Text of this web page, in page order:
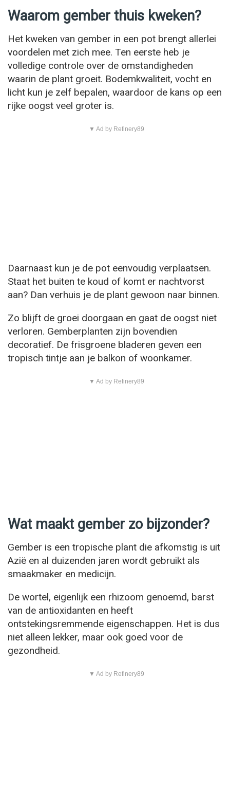
Waarom gember thuis kweken?
Het kweken van gember in een pot brengt allerlei
voordelen met zich mee. Ten eerste heb je
volledige controle over de omstandigheden
waarin de plant groeit. Bodemkwaliteit, vocht en
licht kun je zelf bepalen, waardoor de kans op een
rijke oogst veel groter is.
▼ Ad by Refinery89
Daarnaast kun je de pot eenvoudig verplaatsen.
Staat het buiten te koud of komt er nachtvorst
aan? Dan verhuis je de plant gewoon naar binnen.
Zo blijft de groei doorgaan en gaat de oogst niet
verloren. Gemberplanten zijn bovendien
decoratief. De frisgroene bladeren geven een
tropisch tintje aan je balkon of woonkamer.
▼ Ad by Refinery89
Wat maakt gember zo bijzonder?
Gember is een tropische plant die afkomstig is uit
Azië en al duizenden jaren wordt gebruikt als
smaakmaker en medicijn.
De wortel, eigenlijk een rhizoom genoemd, barst
van de antioxidanten en heeft
ontstekingsremmende eigenschappen. Het is dus
niet alleen lekker, maar ook goed voor de
gezondheid.
▼ Ad by Refinery89